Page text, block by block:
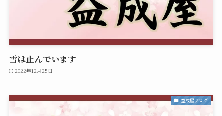
雪は止んでいます
2022年12月25日
益成屋ブログ